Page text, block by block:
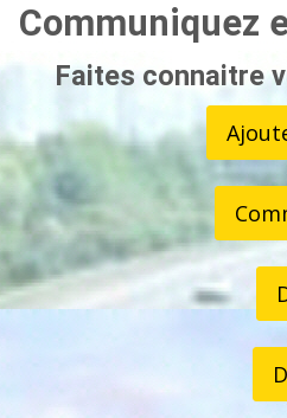
Communiquez
Faites connaitre